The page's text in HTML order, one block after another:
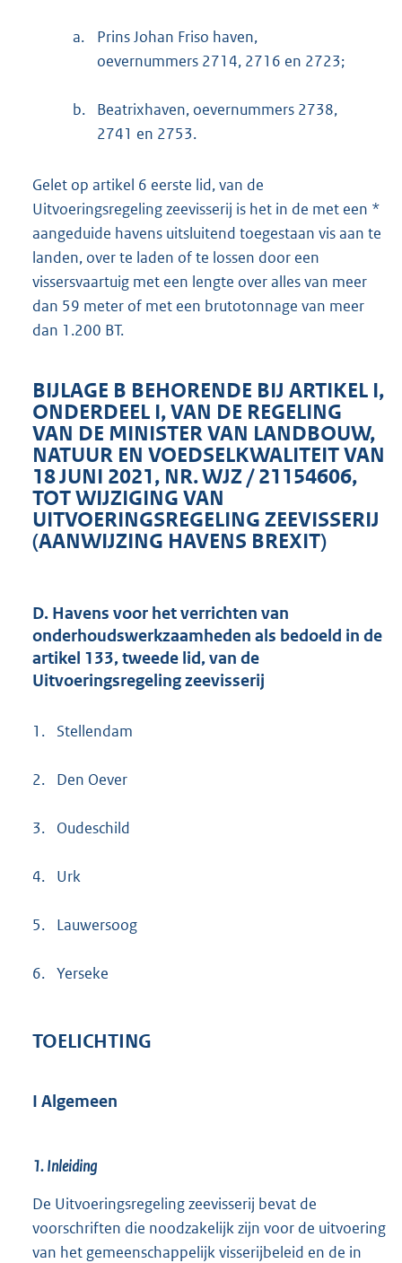
a.
Prins Johan Friso haven,
oevernummers 2714, 2716 en 2723;
b.
Beatrixhaven, oevernummers 2738,
2741 en 2753.
Gelet op artikel 6 eerste lid, van de
Uitvoeringsregeling zeevisserij is het in de met een *
aangeduide havens uitsluitend toegestaan vis aan te
landen, over te laden of te lossen door een
vissersvaartuig met een lengte over alles van meer
dan 59 meter of met een brutotonnage van meer
dan 1.200 BT.
BIJLAGE B BEHORENDE BIJ ARTIKEL I,
ONDERDEEL I, VAN DE REGELING
VAN DE MINISTER VAN LANDBOUW,
NATUUR EN VOEDSELKWALITEIT VAN
18 JUNI 2021, NR. WJZ / 21154606,
TOT WIJZIGING VAN
UITVOERINGSREGELING ZEEVISSERIJ
(AANWIJZING HAVENS BREXIT)
D. Havens voor het verrichten van
onderhoudswerkzaamheden als bedoeld in de
artikel 133, tweede lid, van de
Uitvoeringsregeling zeevisserij
1. Stellendam
2. Den Oever
3. Oudeschild
4. Urk
5. Lauwersoog
6. Yerseke
TOELICHTING
I Algemeen
1. Inleiding
De Uitvoeringsregeling zeevisserij bevat de
voorschriften die noodzakelijk zijn voor de uitvoering
van het gemeenschappelijk visserijbeleid en de in